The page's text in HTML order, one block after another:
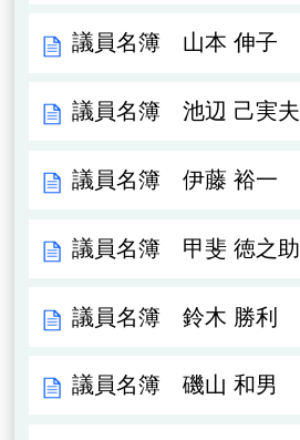
議員名簿 山本 伸子
議員名簿 池辺 己実夫
議員名簿 伊藤 裕一
議員名簿 甲斐 徳之助
議員名簿 鈴木 勝利
議員名簿 磯山 和男